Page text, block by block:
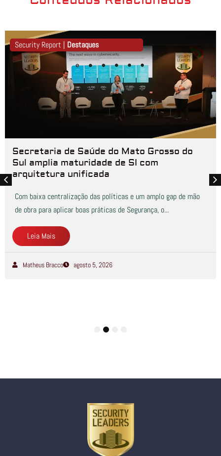
Security Report | Destaques
Secretaria de Saúde do Mato Grosso do
Sul amplia maturidade de SI com
arquitetura unificada
Com baixa centralização das políticas e um amplo gap de mão
de obra para aplicar boas práticas de Segurança, o...
Leia Mais
Matheus Bracco agosto 5, 2026